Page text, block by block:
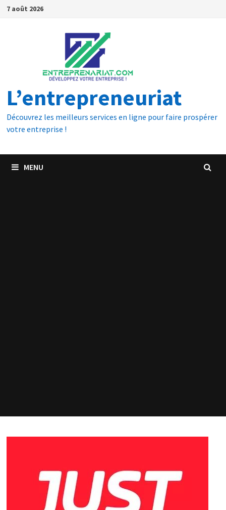
7 août 2026
L’entrepreneuriat
Découvrez les meilleurs services en ligne pour faire prospérer
votre entreprise !
MENU